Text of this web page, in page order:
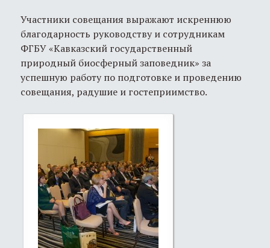
Участники совещания выражают искреннюю
благодарность руководству и сотрудникам
ФГБУ «Кавказский государственный
природный биосферный заповедник» за
успешную работу по подготовке и проведению
совещания, радушие и гостеприимство.